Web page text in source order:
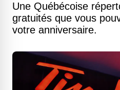
Une Québécoise
gratuités que vous
votre anniversaire.